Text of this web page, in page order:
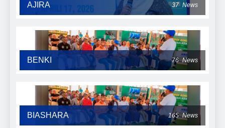
AJIRA 37 News
BENKI 76 News
BIASHARA 165 News